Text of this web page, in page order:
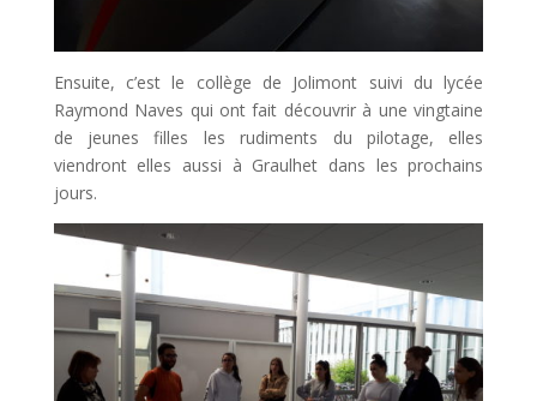
Ensuite, c’est le collège de Jolimont suivi du lycée
Raymond Naves qui ont fait découvrir à une vingtaine
de jeunes filles les rudiments du pilotage, elles
viendront elles aussi à Graulhet dans les prochains
jours.